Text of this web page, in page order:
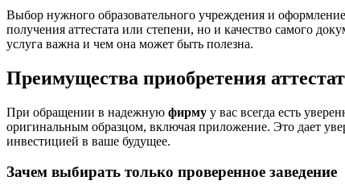
Выбор нужного образовательного учреждения и
получения аттестата или степени, но и качество самого
услуга важна и чем она может быть полезна.
Преимущества приобретения
При обращении в надежную фирму у вас всегда есть
оригинальным образцом, включая приложение. Это дает
инвестицией в ваше будущее.
Зачем выбирать только проверенное заведение